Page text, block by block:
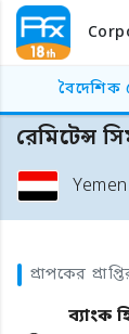
বৈদেশিক
রেমিটেন্স
Yemen
প্রাপকের
ব্যাংক